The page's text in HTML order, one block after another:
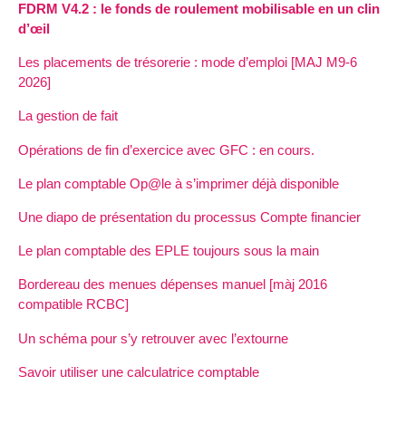
FDRM V4.2 : le fonds de roulement mobilisable en un clin
d’œil
Les placements de trésorerie : mode d’emploi [MAJ M9-6
2026]
La gestion de fait
Opérations de fin d’exercice avec GFC : en cours.
Le plan comptable Op@le à s’imprimer déjà disponible
Une diapo de présentation du processus Compte financier
Le plan comptable des EPLE toujours sous la main
Bordereau des menues dépenses manuel [màj 2016
compatible RCBC]
Un schéma pour s’y retrouver avec l’extourne
Savoir utiliser une calculatrice comptable